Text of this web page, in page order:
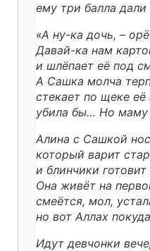
ему три балла дали
«А ну-ка дочь, –
Давай-ка нам
и шлёпает её под
А Сашка молча
стекает по щеке её
убила бы… Но маму
Алина с Сашкой
который варит
и блинчики
Она живёт на
смеётся, мол,
но вот Аллах
Идут девчонки